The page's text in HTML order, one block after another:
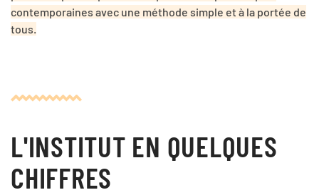
contemporaines avec une méthode simple et à la portée de
tous.
L'INSTITUT EN QUELQUES
CHIFFRES